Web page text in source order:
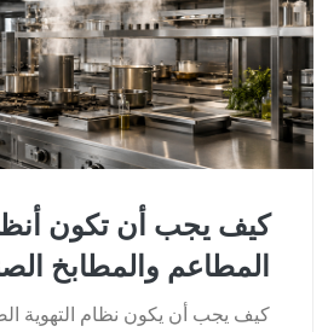
كيف يجب أن تكون
المطاعم والمطابخ
كيف يجب أن يكون نظام التهوية